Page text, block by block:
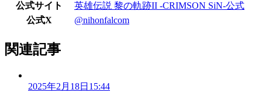
公式サイト
英雄伝説 黎の軌跡II -CRIMSON SiN-公式
公式X
@nihonfalcom
関連記事
2025年2月18日15:44